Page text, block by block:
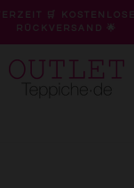
Pause
🛒
RÜCKVERSAND 🌟